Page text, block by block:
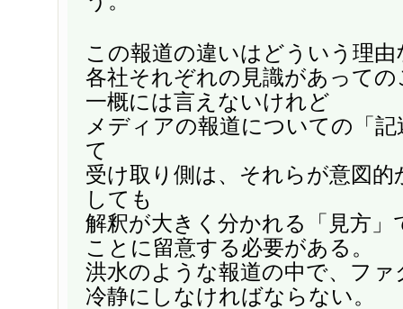
この報道の違いはどういう理
各社それぞれの見識があって
一概には言えないけれど
メディアの報道についての「
て
受け取り側は、それらが意図
しても
解釈が大きく分かれる「見方」
ことに留意する必要がある。
洪水のような報道の中で、フ
冷静にしなければならない。